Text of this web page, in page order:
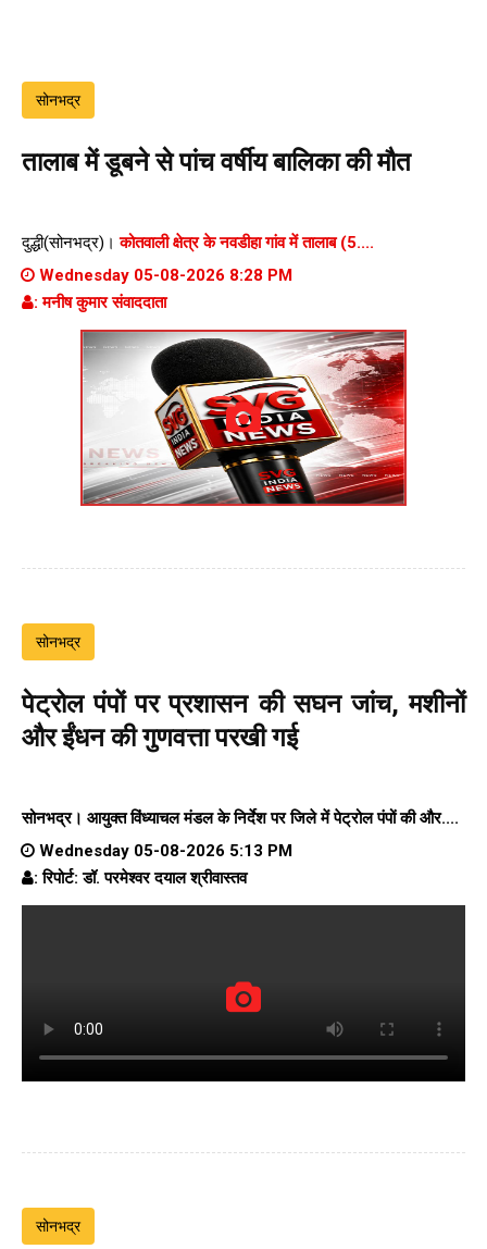
सोनभद्र
तालाब में डूबने से पांच वर्षीय बालिका की मौत
दुद्धी(सोनभद्र)।कोतवाली क्षेत्र के नवडीहा गांव में तालाब (5....
Wednesday 05-08-2026 8:28 PM
: मनीष कुमार संवाददाता
सोनभद्र
पेट्रोल पंपों पर प्रशासन की सघन जांच, मशीनों
और ईंधन की गुणवत्ता परखी गई
सोनभद्र। आयुक्त विंध्याचल मंडल के निर्देश पर जिले में पेट्रोल पंपों की और....
Wednesday 05-08-2026 5:13 PM
: रिपोर्ट: डॉ. परमेश्वर दयाल श्रीवास्तव
सोनभद्र